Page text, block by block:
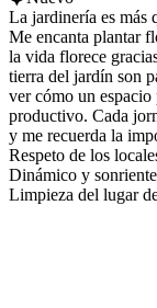
La jardinería es más
Me encanta plantar
la vida florece
tierra del jardín son
ver cómo un espacio
productivo. Cada
y me recuerda la
Respeto de los
Dinámico y sonriente
Limpieza del lugar